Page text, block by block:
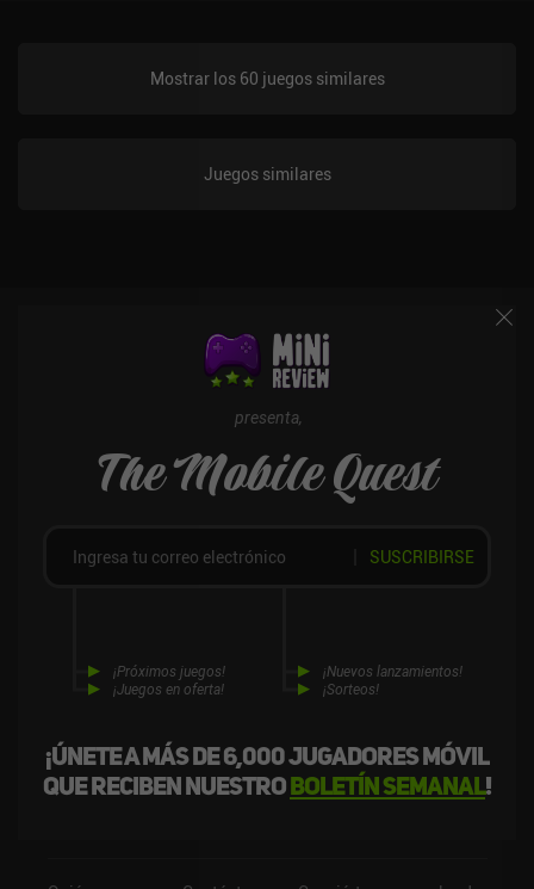
Mostrar los 60 juegos similares
Juegos similares
presenta,
The Mobile Quest
¡Únete a más de 6,000 jugadores móvil
que reciben nuestroboletín semanal!
¡Próximos juegos!
¡Juegos en oferta!
¡Nuevos lanzamientos!
¡Sorteos!
SUSCRIBIRSE